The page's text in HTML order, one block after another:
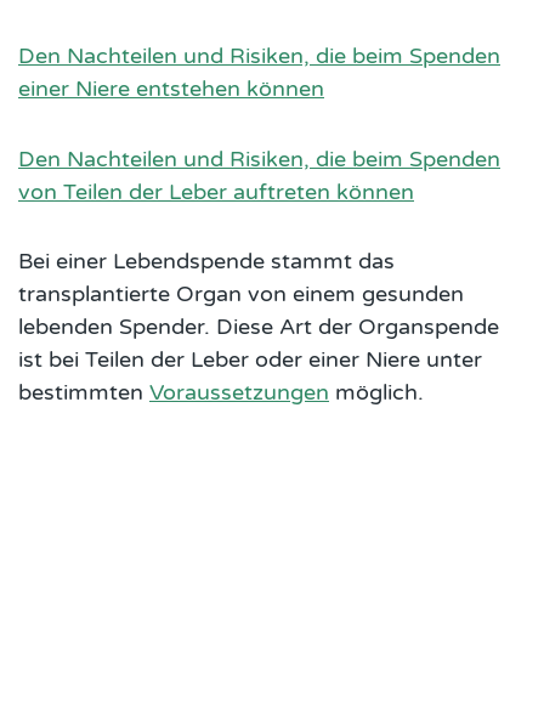
Den Nachteilen und Risiken, die beim Spenden
einer Niere entstehen können
Den Nachteilen und Risiken, die beim Spenden
von Teilen der Leber auftreten können
Bei einer Lebendspende stammt das
transplantierte Organ von einem gesunden
lebenden Spender. Diese Art der Organspende
ist bei Teilen der Leber oder einer Niere unter
bestimmten Voraussetzungen möglich.